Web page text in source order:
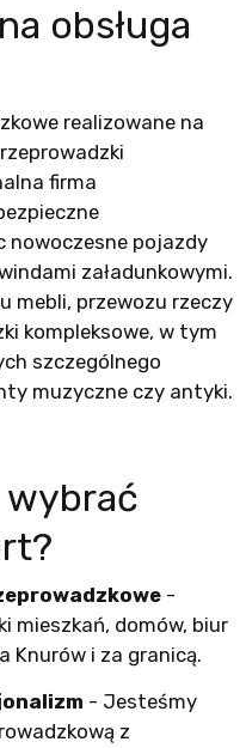
obsługa
realizowane na
firma
nowoczesne pojazdy
załadunkowymi.
mebli, przewozu rzeczy
kompleksowe, w tym
szczególnego
muzyczne czy antyki.
wybrać
-
mieszkań, domów, biur
Knurów i za granicą.
- Jesteśmy
z